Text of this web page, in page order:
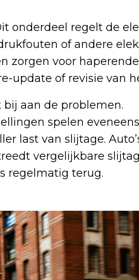
onderdeel regelt de
of andere
zorgen voor
update of revisie van
aan de problemen.
spelen eveneens
last van slijtage.
vergelijkbare
regelmatig terug.